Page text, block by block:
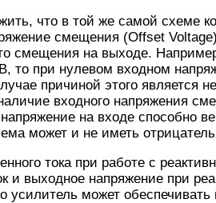
что в той же самой схеме
смещения (Offset
смещения на выходе.
то при нулевом входном
причиной этого является
входного напряжения
на входе способно
может и не иметь
тока при работе с
и выходное напряжение при
усилитель может